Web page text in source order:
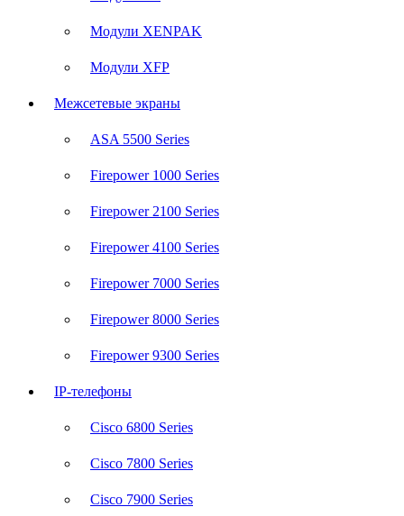
Модули XENPAK
Модули XFP
Межсетевые экраны
ASA 5500 Series
Firepower 1000 Series
Firepower 2100 Series
Firepower 4100 Series
Firepower 7000 Series
Firepower 8000 Series
Firepower 9300 Series
IP-телефоны
Cisco 6800 Series
Cisco 7800 Series
Cisco 7900 Series